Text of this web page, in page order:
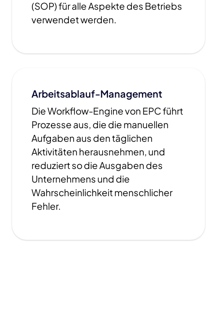
(SOP) für alle Aspekte des Betriebs
verwendet werden.
Arbeitsablauf-Management
Die Workflow-Engine von EPC führt
Prozesse aus, die die manuellen
Aufgaben aus den täglichen
Aktivitäten herausnehmen, und
reduziert so die Ausgaben des
Unternehmens und die
Wahrscheinlichkeit menschlicher
Fehler.